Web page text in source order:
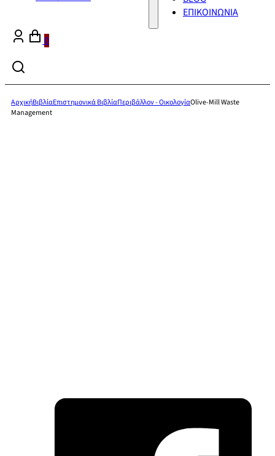
ΕΠΙΚΟΙΝΩΝΙΑ
0
ΑρχικήΒιβλίαΕπιστημονικά ΒιβλίαΠεριβάλλον - ΟικολογίαOlive-Mill Waste
Management